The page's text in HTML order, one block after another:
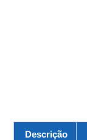
Descrição